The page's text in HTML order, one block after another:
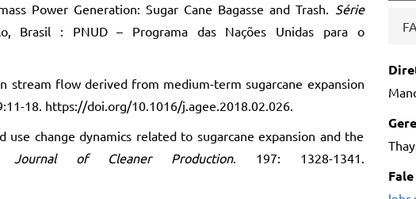
Power Generation: Sugar Cane Bagasse and Trash. Série
Brasil : PNUD – Programa das Nações Unidas para o
stream flow derived from medium-term sugarcane expansion
18. https://doi.org/10.1016/j.agee.2018.02.026.
change dynamics related to sugarcane expansion and the
Journal of Cleaner Production. 197: 1328-1341.